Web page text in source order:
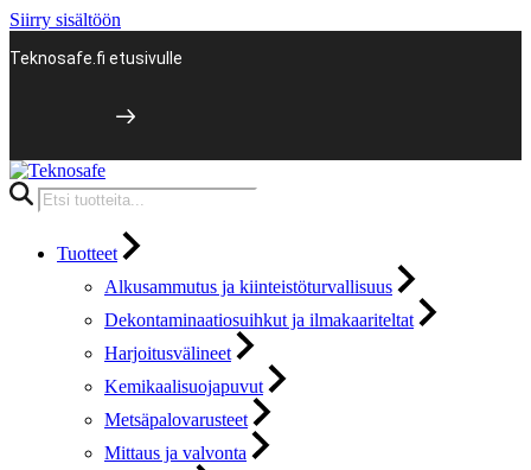
Siirry sisältöön
Teknosafe.fi etusivulle
Products
search
Tuotteet
Alkusammutus ja kiinteistöturvallisuus
Dekontaminaatiosuihkut ja ilmakaariteltat
Harjoitusvälineet
Kemikaalisuojapuvut
Metsäpalovarusteet
Mittaus ja valvonta